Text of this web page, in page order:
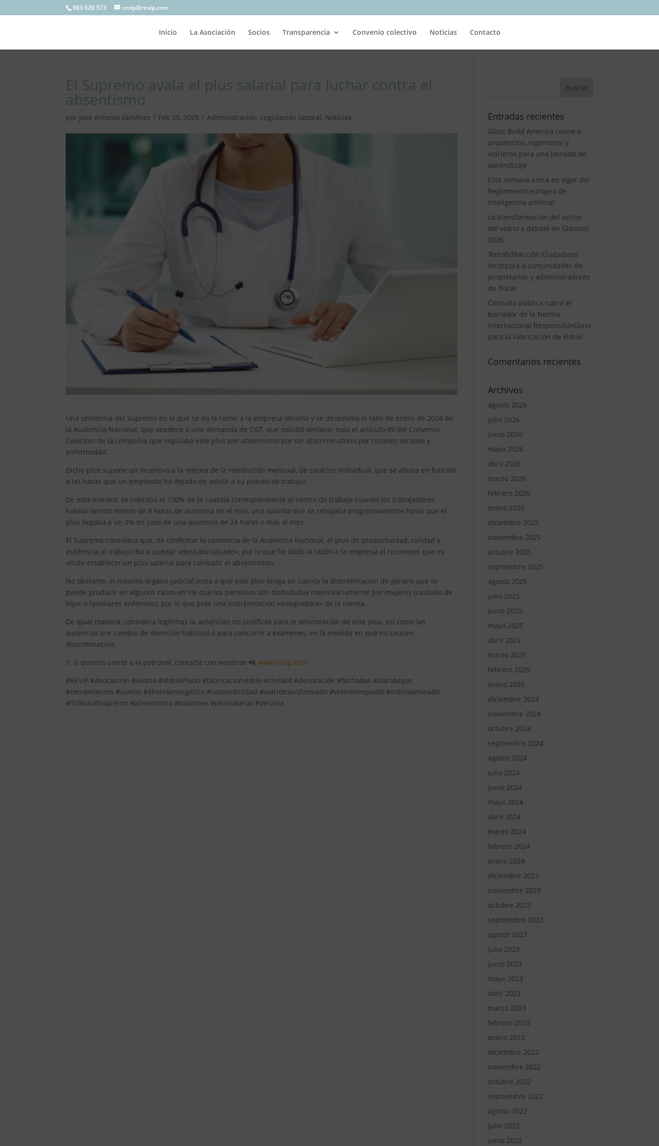
963 620 573 revip@revip.com
Inicio La Asociación Socios Transparencia Convenio colectivo Noticias Contacto
El Supremo avala el plus salarial para luchar contra el
absentismo
por José Antonio Giménez | Feb 25, 2025 |Administración, Legislación laboral, Noticias
Una sentencia del Supremo en la que se da la razón a la empresa Verallia y se desestima el fallo de enero de 2024 de
la Audiencia Nacional, que obedece a una demanda de CGT, que solicitó declarar nulo el artículo 49 del Convenio
Colectivo de la compañía que regulaba este plus por absentismo por ser discriminatorio por razones de sexo y
enfermedad.
Dicho plus supone un incentivo a la mejora de la retribución mensual, de carácter individual, que se abona en función
a las horas que un empleado ha dejado de asistir a su puesto de trabajo.
De esta manera, se cobraba el 100% de la cuantía correspondiente al centro de trabajo cuando los trabajadores
habían tenido menos de 8 horas de ausencia en el mes, una cuantía que se rebajaba progresivamente hasta que el
plus llegaba a un 0% en caso de una ausencia de 24 horas o más al mes.
El Supremo considera que, de confirmar la sentencia de la Audiencia Nacional, el plus de productividad, calidad y
asistencia al trabajo iba a quedar «desnaturalizado», por lo que ha dado la razón a la empresa al reconocer que es
«lícito establecer un plus salarial para combatir el absentismo».
No obstante, el máximo órgano judicial insta a que este plus tenga en cuenta la discriminación de género que se
puede producir en algunos casos en los que los permisos son disfrutados mayoritariamente por mujeres (cuidado de
hijos o familiares enfermos), por lo que pide una interpretación «integradora» de la norma.
De igual manera, considera legítimas la ausencias no justificas para le aminoración de este plus, así como las
ausencias por cambio de domicilio habitual o para concurrir a exámenes, en la medida en que no causen
discriminación.
Y, si quieres unirte a la patronal, contacta con nosotros 📲www.revip.com
#REVIP #Asociacion #ividrio #VidrioPlano #fabricacionvidrio #climalit #decoración #fachadas #claraboyas
#cerramientos #suelos #ahorroenergetico #sostenibilidad #vidriotransformado #vidriotemplado #vidriolaminado
#TribunalSupremo #absentismo #balcones #plussalarial #Verallia
Entradas recientes
Glass Build America reúne a
arquitectos, ingenieros y
vidrieros para una jornada de
aprendizaje
Esta semana entra en vigor del
Reglamento europeo de
inteligencia artificial
La transformación del sector
del vidrio a debate en Glasstec
2026
‘RehabilitAcción Ciudadana’
incorpora a comunidades de
propietarios y administradores
de fincas
Consulta pública sobre el
borrador de la Norma
Internacional ResponsibleGlass
para la Fabricación de Vidrio
Comentarios recientes
Archivos
agosto 2026
julio 2026
junio 2026
mayo 2026
abril 2026
marzo 2026
febrero 2026
enero 2026
diciembre 2025
noviembre 2025
octubre 2025
septiembre 2025
agosto 2025
julio 2025
junio 2025
mayo 2025
abril 2025
marzo 2025
febrero 2025
enero 2025
diciembre 2024
noviembre 2024
octubre 2024
septiembre 2024
agosto 2024
julio 2024
junio 2024
mayo 2024
abril 2024
marzo 2024
febrero 2024
enero 2024
diciembre 2023
noviembre 2023
octubre 2023
septiembre 2023
agosto 2023
julio 2023
junio 2023
mayo 2023
abril 2023
marzo 2023
febrero 2023
enero 2023
diciembre 2022
noviembre 2022
octubre 2022
septiembre 2022
agosto 2022
julio 2022
junio 2022